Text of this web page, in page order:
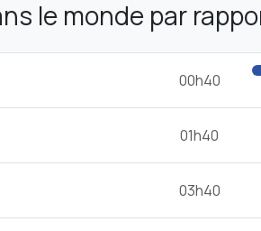
le monde par
00h40
01h40
03h40